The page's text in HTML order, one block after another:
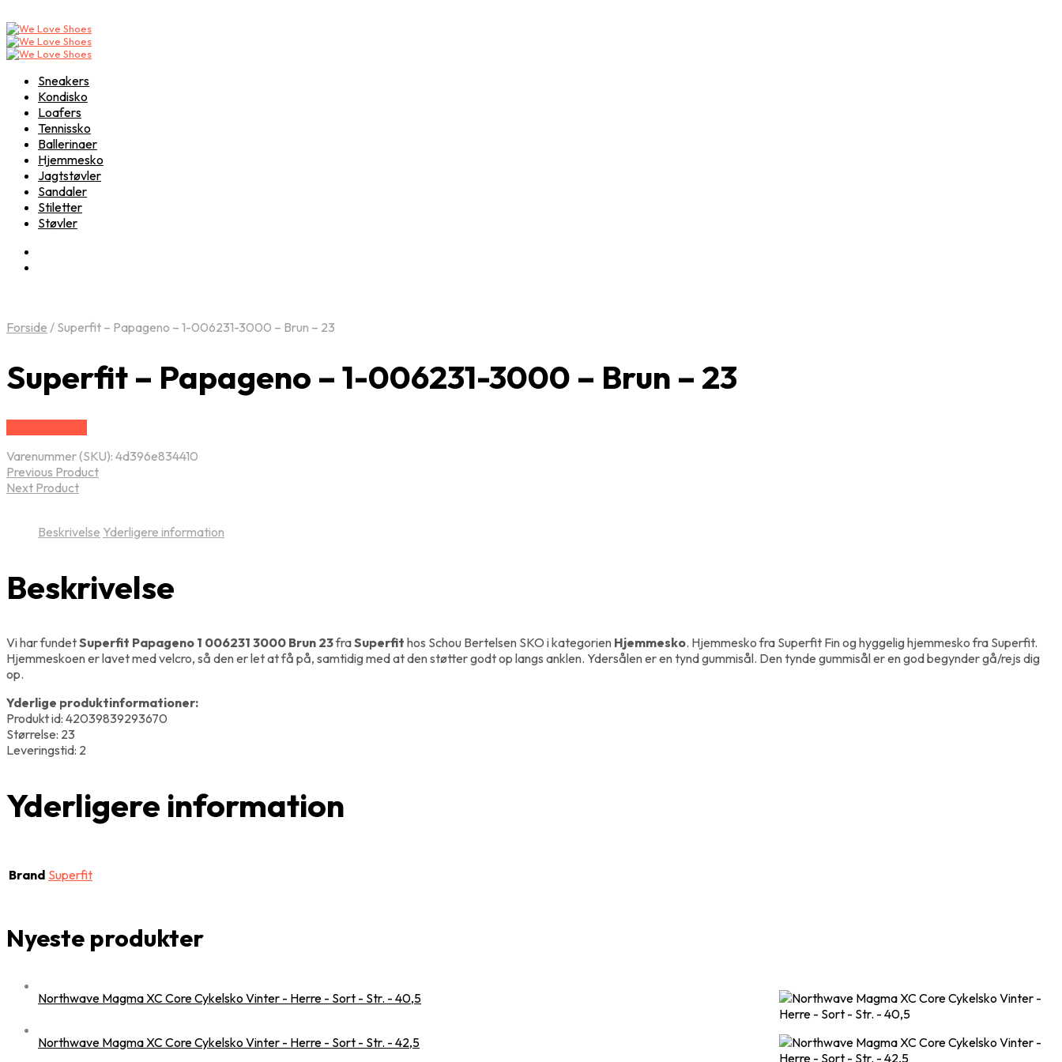
Sneakers
Kondisko
Loafers
Tennissko
Ballerinaer
Hjemmesko
Jagtstøvler
Sandaler
Stiletter
Støvler
Forside / Superfit – Papageno – 1-006231-3000 – Brun – 23
Superfit – Papageno – 1-006231-3000 – Brun – 23
Varenummer (SKU): 4d396e834410
Previous Product
Next Product
Beskrivelse Yderligere information
Beskrivelse
Vi har fundetSuperfit Papageno 1 006231 3000 Brun 23fraSuperfit hos Schou Bertelsen SKO i kategorien Hjemmesko. Hjemmesko fra Superfit Fin og hyggelig hjemmesko fra Superfit.
Hjemmeskoen er lavet med velcro, så den er let at få på, samtidig med at den støtter godt op langs anklen. Ydersålen er en tynd gummisål. Den tynde gummisål er en god begynder gå/rejs dig
op.
Yderlige produktinformationer:
Produkt id: 42039839293670
Størrelse: 23
Leveringstid: 2
Yderligere information
Brand Superfit
Nyeste produkter
Northwave Magma XC Core Cykelsko Vinter - Herre - Sort - Str. - 40,5
Northwave Magma XC Core Cykelsko Vinter - Herre - Sort - Str. - 42,5